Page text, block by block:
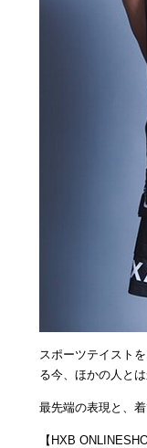
スポーツテイスト
る今、ほかの人と
最先端の表現と、
【HXB